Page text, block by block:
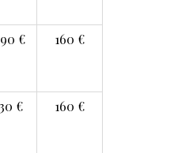
€ 160 €
€ 160 €